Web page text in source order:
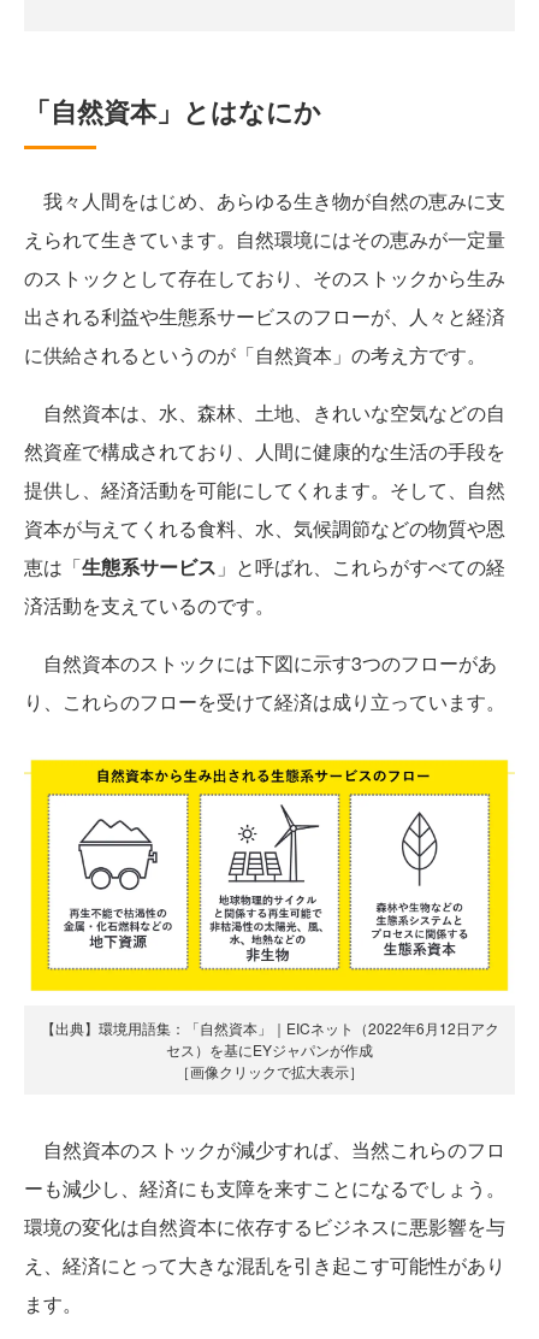
「自然資本」とはなにか
我々人間をはじめ、あらゆる生き物が自然の恵みに支
えられて生きています。自然環境にはその恵みが一定量
のストックとして存在しており、そのストックから生み
出される利益や生態系サービスのフローが、人々と経済
に供給されるというのが「自然資本」の考え方です。
自然資本は、水、森林、土地、きれいな空気などの自
然資産で構成されており、人間に健康的な生活の手段を
提供し、経済活動を可能にしてくれます。そして、自然
資本が与えてくれる食料、水、気候調節などの物質や恩
恵は「生態系サービス 」と呼ばれ、これらがすべての経
済活動を支えているのです。
自然資本のストックには下図に示す3つのフローがあ
り、これらのフローを受けて経済は成り立っています。
【出典】環境用語集：「自然資本」｜EICネット（2022年6月12日アク
セス）を基にEYジャパンが作成
［画像クリックで拡大表示］
自然資本のストックが減少すれば、当然これらのフロ
ーも減少し、経済にも支障を来すことになるでしょう。
環境の変化は自然資本に依存するビジネスに悪影響を与
え、経済にとって大きな混乱を引き起こす可能性があり
ます。